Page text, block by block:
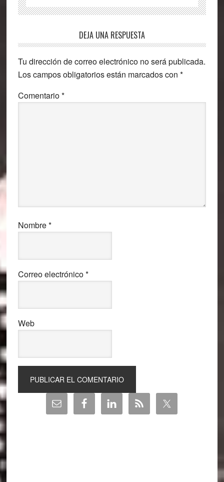
Interacciones
con
los
lectores
DEJA UNA RESPUESTA
Tu dirección de correo electrónico no será publicada.
Los campos obligatorios están marcados con *
Comentario*
Nombre*
Correo electrónico*
Web
Barra
lateral